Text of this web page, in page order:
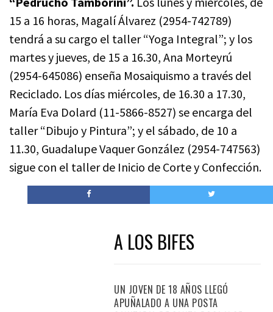
15 a 16 horas, Magalí Álvarez (2954-742789)
tendrá a su cargo el taller “Yoga Integral”; y los
martes y jueves, de 15 a 16.30, Ana Morteyrú
(2954-645086) enseña Mosaiquismo a través del
Reciclado. Los días miércoles, de 16.30 a 17.30,
María Eva Dolard (11-5866-8527) se encarga del
taller “Dibujo y Pintura”; y el sábado, de 10 a
11.30, Guadalupe Vaquer González (2954-747563)
sigue con el taller de Inicio de Corte y Confección.
A LOS BIFES
UN JOVEN DE 18 AÑOS LLEGÓ
APUÑALADO A UNA POSTA